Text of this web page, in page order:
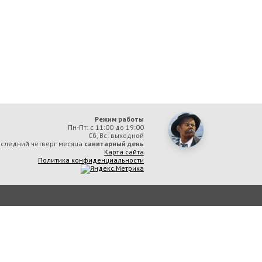
Режим работы
Пн-Пт: с 11:00 до 19:00
Сб, Вс: выходной
четверг месяца санитарный день
Карта сайта
Политика конфиденциальности
библиотека им. А. М. Горького» вы соглашаетесь с тем, что мы